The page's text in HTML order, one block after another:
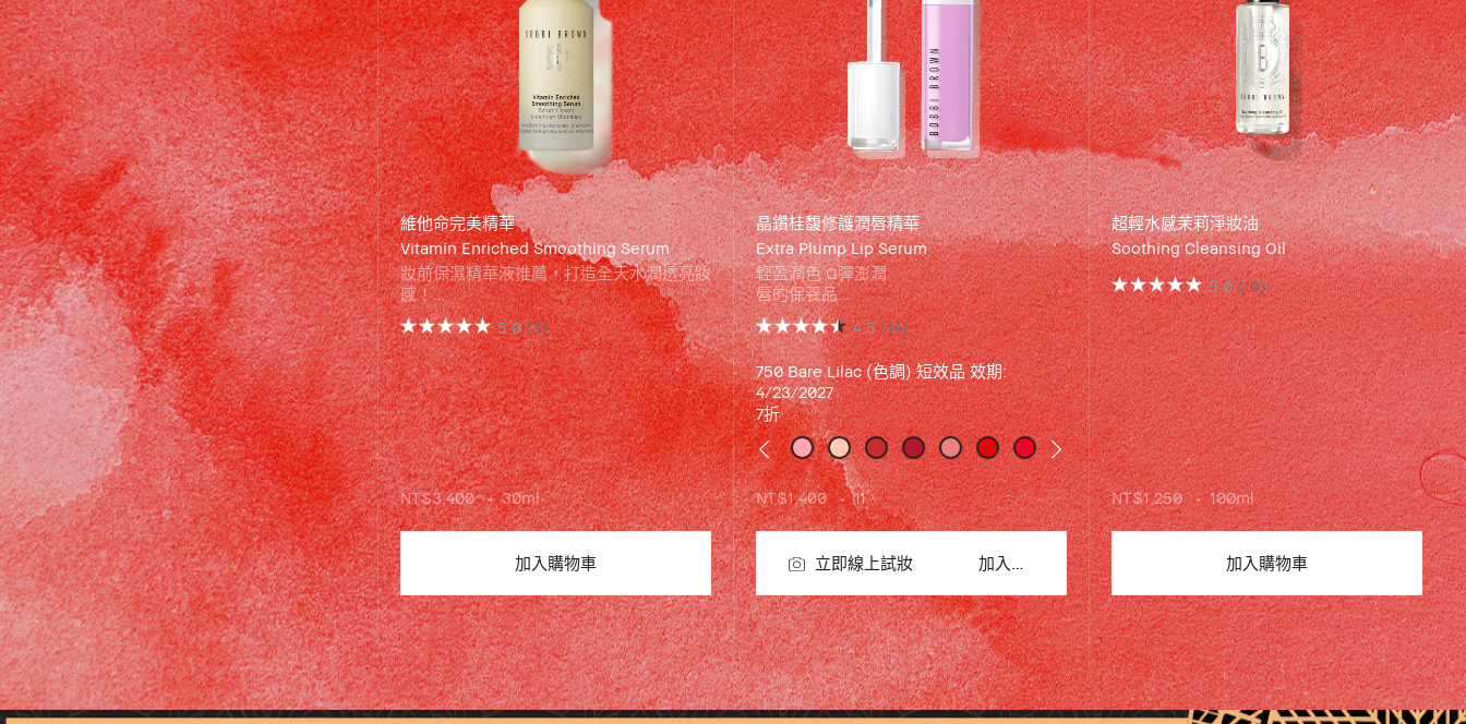
維他命完美精華
Vitamin Enriched Smoothing Serum
妝前保濕精華液推薦，打造全天水潤透亮妝
感！
Bobbi Brown 維他命完美妝前精華液，融
合維他命C與B3（菸鹼醯胺），有效保濕提
亮膚色、淡化暗沉與斑點，讓肌膚綻放自然
光澤。
一抹化水的輕盈質地，快速吸收不黏膩，為
上妝打底，讓底妝更服貼、更持久。不論乾
肌或油肌，都是妝前保濕精華的理想選擇！
「黑五限定優惠活動： 任選2件明星商品享
75折 。立即選購」
5.0 (3)
NT$3,400 30ml
加入購物車
晶鑽桂馥修護潤唇精華
Extra Plump Lip Serum
輕盈潤色 Q彈澎潤
唇的保養品
透 Bright、亮 Light、嫩 Soft
1秒撫平唇紋 全天嫩美唇
4.5 (14)
750 Bare Lilac (色調) 短效品 效期:
4/23/2027
7折
NT$1,400 11
立即線上試妝
超輕水感茉莉淨妝油
Soothing Cleansing Oil
5.0 (10)
NT$1,250 100ml
加入購物車